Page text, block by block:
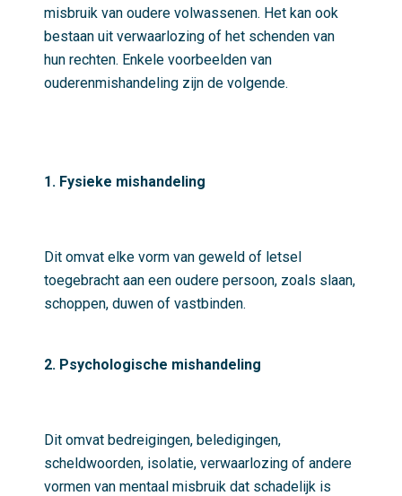
misbruik van oudere volwassenen. Het kan ook
bestaan uit verwaarlozing of het schenden van
hun rechten. Enkele voorbeelden van
ouderenmishandeling zijn de volgende.
1. Fysieke mishandeling
Dit omvat elke vorm van geweld of letsel
toegebracht aan een oudere persoon, zoals slaan,
schoppen, duwen of vastbinden.
2. Psychologische mishandeling
Dit omvat bedreigingen, beledigingen,
scheldwoorden, isolatie, verwaarlozing of andere
vormen van mentaal misbruik dat schadelijk is